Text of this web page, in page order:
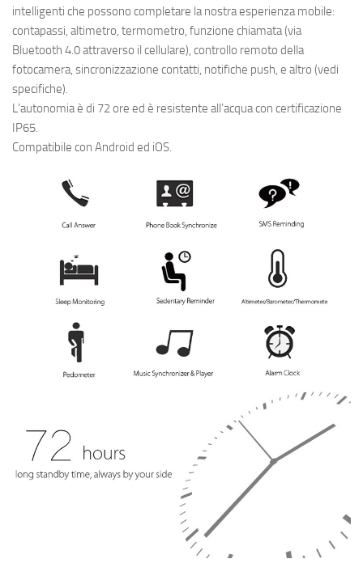
intelligenti che possono completare la nostra esperienza mobile:
contapassi, altimetro, termometro, funzione chiamata (via
Bluetooth 4.0 attraverso il cellulare), controllo remoto della
fotocamera, sincronizzazione contatti, notifiche push, e altro (vedi
specifiche).
L’autonomia è di 72 ore ed è resistente all’acqua con certificazione
IP65.
Compatibile con Android ed iOS.